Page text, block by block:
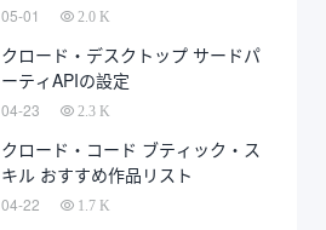
05-01 2.0 K
クロード・デスクトップ サードパ
ーティAPIの設定
04-23 2.3 K
クロード・コード ブティック・ス
キル おすすめ作品リスト
04-22 1.7 K